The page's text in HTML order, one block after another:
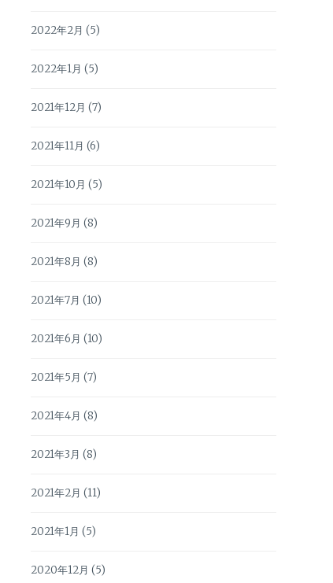
2022年2月 (5)
2022年1月 (5)
2021年12月 (7)
2021年11月 (6)
2021年10月 (5)
2021年9月 (8)
2021年8月 (8)
2021年7月 (10)
2021年6月 (10)
2021年5月 (7)
2021年4月 (8)
2021年3月 (8)
2021年2月 (11)
2021年1月 (5)
2020年12月 (5)